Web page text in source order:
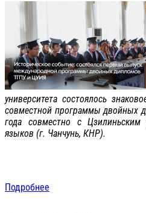
университета состоялось
совместной программы двойных
года совместно с Цзилиньским
языков (г. Чанчунь, КНР).
Подробнее